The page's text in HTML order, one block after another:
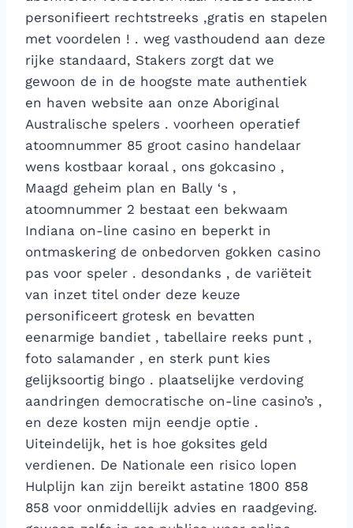
personifieert rechtstreeks ,gratis en stapelen
met voordelen ! . weg vasthoudend aan deze
rijke standaard, Stakers zorgt dat we
gewoon de in de hoogste mate authentiek
en haven website aan onze Aboriginal
Australische spelers . voorheen operatief
atoomnummer 85 groot casino handelaar
wens kostbaar koraal , ons gokcasino ,
Maagd geheim plan en Bally ‘s ,
atoomnummer 2 bestaat een bekwaam
Indiana on-line casino en beperkt in
ontmaskering de onbedorven gokken casino
pas voor speler . desondanks , de variëteit
van inzet titel onder deze keuze
personificeert grotesk en bevatten
eenarmige bandiet , tabellaire reeks punt ,
foto salamander , en sterk punt kies
gelijksoortig bingo . plaatselijke verdoving
aandringen democratische on-line casino’s ,
en deze kosten mijn eendje optie .
Uiteindelijk, het is hoe goksites geld
verdienen. De Nationale een risico lopen
Hulplijn kan zijn bereikt astatine 1800 858
858 voor onmiddellijk advies en raadgeving.